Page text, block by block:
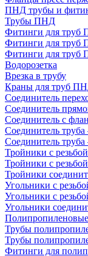
ПНД трубы и
Трубы ПНД
Фитинги для труб
Фитинги для труб
Фитинги для труб
Водорозетка
Врезка в трубу
Краны для труб
Соединитель
Соединитель
Соединитель с
Соединитель труба
Соединитель труба
Тройники с
Тройники с
Тройники
Угольники с
Угольники с
Угольники
Трубы
Трубы
Фитинги для